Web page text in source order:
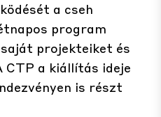
a cseh
program
projekteiket és
CTP a kiállítás ideje
is részt